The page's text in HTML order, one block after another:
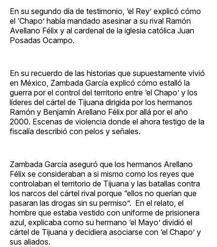
En su segundo día de testimonio, ‘el Rey’ explicó cómo
el ‘Chapo’ había mandado asesinar a su rival Ramón
Avellano Félix y al cardenal de la iglesia católica Juan
Posadas Ocampo.
En su recuerdo de las historias que supuestamente vivió
en México, Zambada García explicó cómo estalló la
guerra por el control del territorio entre ‘el Chapo’ y los
líderes del cártel de Tijuana dirigida por los hermanos
Ramón y Benjamín Arellano Félix por allá por el año
2000. Escenas de violencia donde el ahora testigo de la
fiscalía describió con pelos y señales.
Zambada García aseguró que los hermanos Arellano
Félix se consideraban a si mismo como los reyes que
controlaban el territorio de Tijuana y las batallas contra
los narcos del cártel rival porque “ellos no querían que
pasaran las drogas sin su permiso”. En el relato, el
hombre que estaba vestido con uniforme de prisionera
azul, explicaba como su hermano ‘el Mayo’ dividió el
cártel de Tijuana y decidiera asociarse con ‘el Chapo’ y
sus aliados.